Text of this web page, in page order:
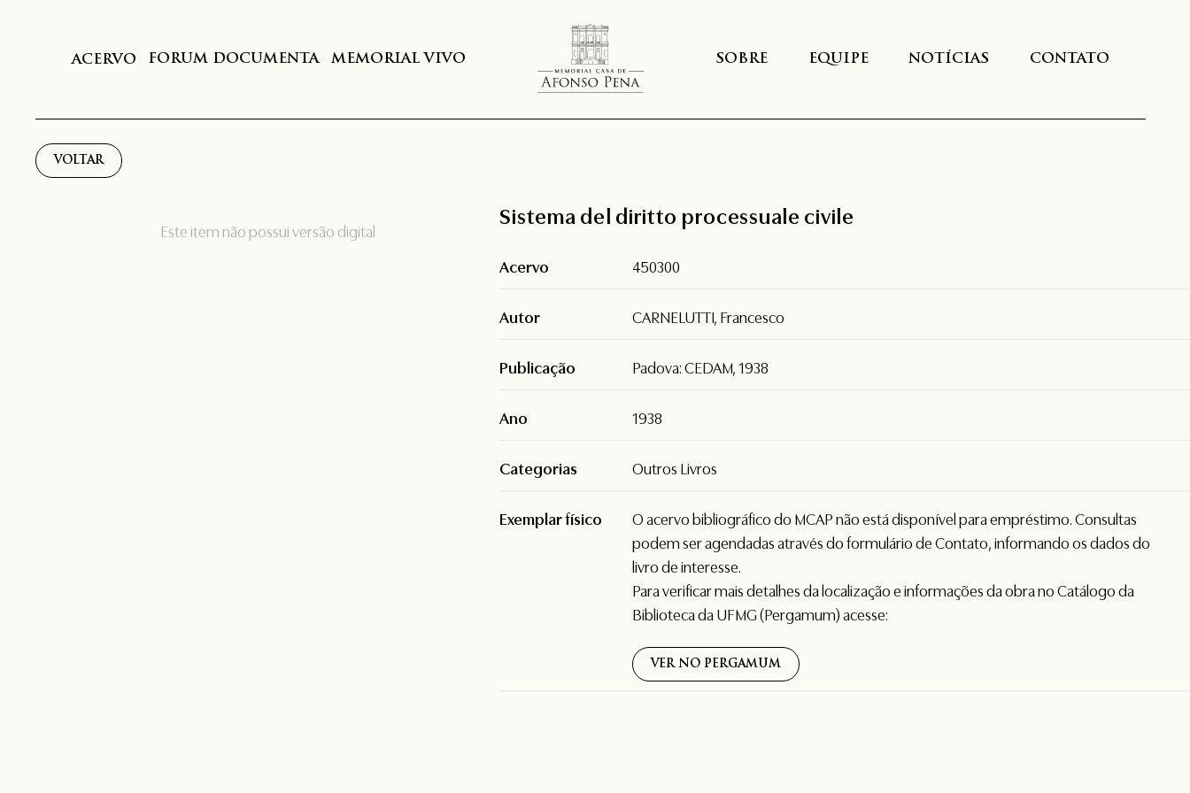
ACERVO FORUM DOCUMENTA MEMORIAL VIVO SOBRE EQUIPE NOTÍCIAS CONTATO
VOLTAR
Este item não possui versão digital
Sistema del diritto processuale civile
Acervo 450300
Autor CARNELUTTI, Francesco
Publicação Padova: CEDAM, 1938
Ano 1938
Categorias Outros Livros
Exemplar físico
O acervo bibliográfico do MCAP não está disponível para empréstimo. Consultas
podem ser agendadas através do formulário deContato, informando os dados do
livro de interesse.
Para verificar mais detalhes da localização e informações da obra no Catálogo da
Biblioteca da UFMG (Pergamum) acesse:
VER NO PERGAMUM